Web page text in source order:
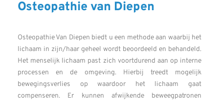
Osteopathie van Diepen
Osteopathie Van Diepen biedt u een methode aan waarbij het
lichaam in zijn/haar geheel wordt beoordeeld en behandeld.
Het menselijk lichaam past zich voortdurend aan op interne
processen en de omgeving. Hierbij treedt mogelijk
bewegingsverlies op waardoor het lichaam gaat
compenseren. Er kunnen afwijkende beweegpatronen